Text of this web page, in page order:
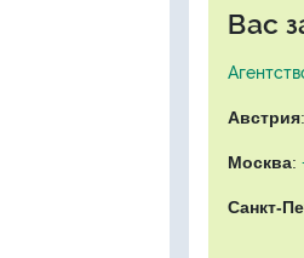
Вас
Австрия:
Москва:
Санкт-